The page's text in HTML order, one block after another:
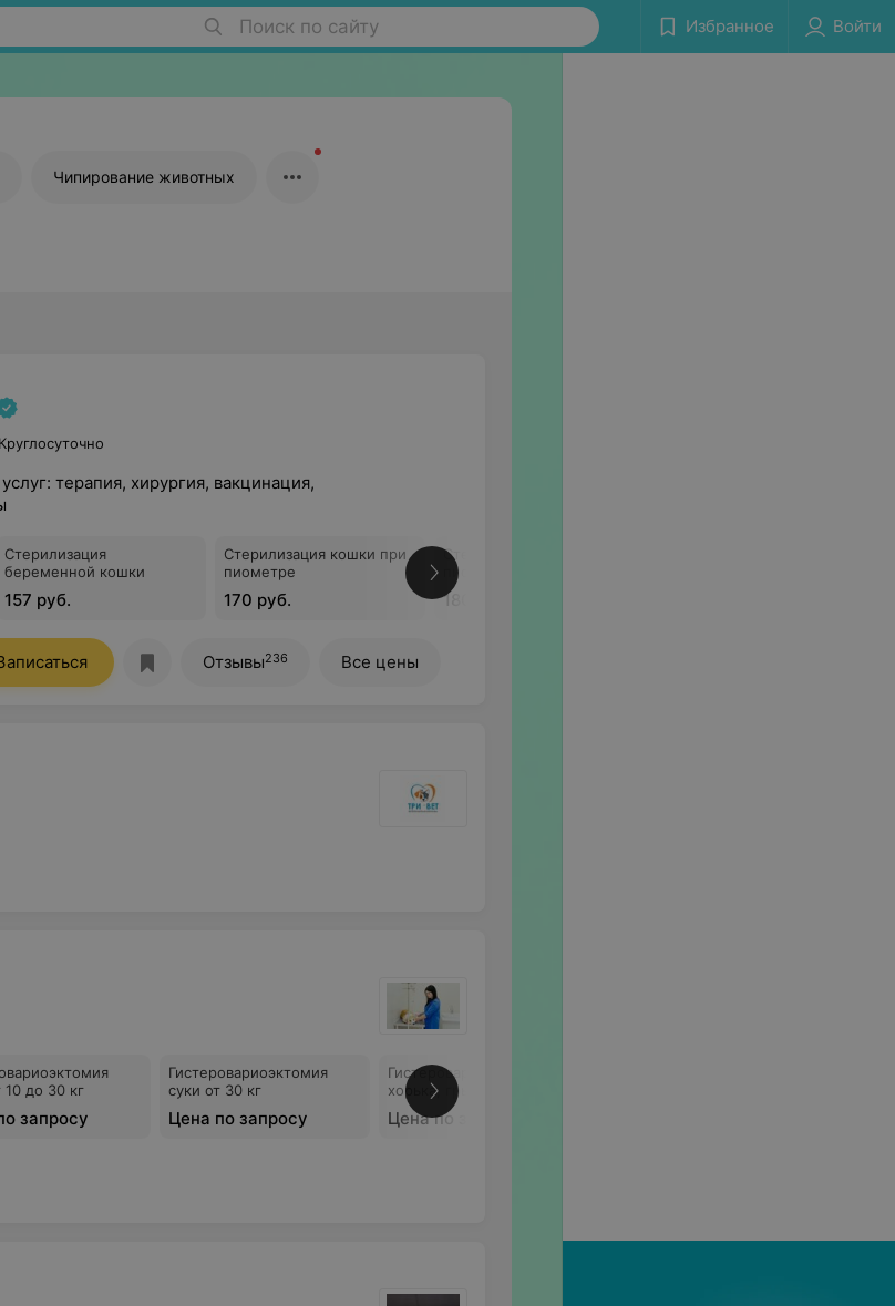
Поиск по сайту Избранное Войти
Чипирование животных
Круглосуточно
терапия, хирургия, вакцинация,
Стерилизация
беременной кошки
157 руб.
Стерилизация кошки при
пиометре
170 руб.
Стерилизация суки при
пиометре
180 руб.
Отзывы236 Все цены
10 до 30 кг
запросу
Гистеровариоэктомия
суки от 30 кг
Цена по запросу
Гистеровариоэктомия
хорька, грызуна
Цена по запросу